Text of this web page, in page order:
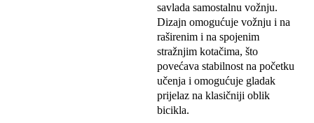
savlada samostalnu vožnju.
Dizajn omogućuje vožnju i na
raširenim i na spojenim
stražnjim kotačima, što
povećava stabilnost na početku
učenja i omogućuje gladak
prijelaz na klasičniji oblik
bicikla.